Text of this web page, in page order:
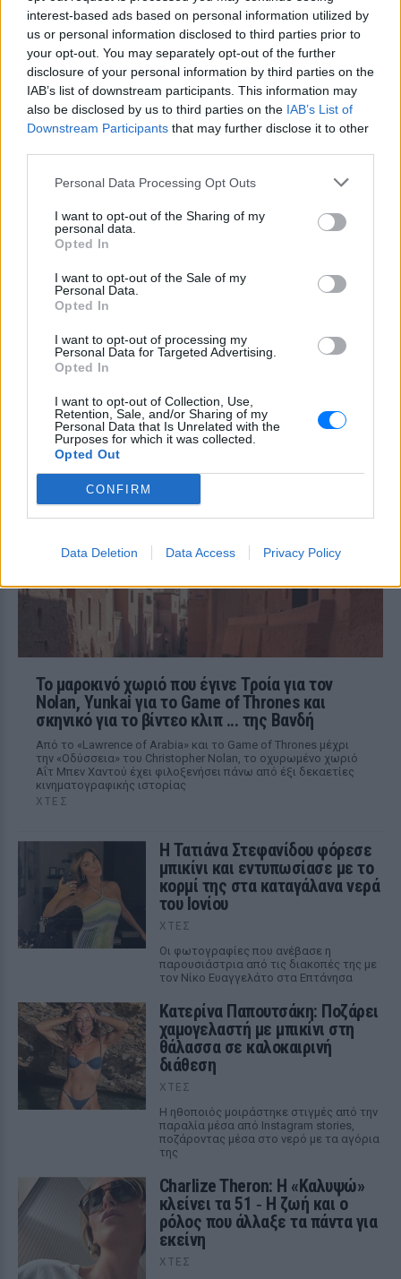
interest-based ads based on personal information utilized by
us or personal information disclosed to third parties prior to
your opt-out. You may separately opt-out of the further
disclosure of your personal information by third parties on the
IAB’s list of downstream participants. This information may
also be disclosed by us to third parties on the IAB’s List of
Downstream Participants that may further disclose it to other
Personal Data Processing Opt Outs
I want to opt-out of the Sharing of my
personal data.
Opted In
I want to opt-out of the Sale of my
Personal Data.
Opted In
I want to opt-out of processing my
Personal Data for Targeted Advertising.
Opted In
I want to opt-out of Collection, Use,
Retention, Sale, and/or Sharing of my
Personal Data that Is Unrelated with the
Purposes for which it was collected.
Opted Out
CONFIRM
Data Deletion Data Access Privacy Policy
Χρήστος Δάντης: «Συνάδελφοι
προσπαθούν να ξεχάσουν ότι
έγραψα το """"My Number
One""""»
αχαριστία που βιώνει στον χώρο της
Ελλάδας στη Eurovision.
Νεαρός στο λιμάνι του Πειραιά:
«Πάω διακοπές έναν μήνα» ‑ Η
MEGA
MEGA» κατέγραψε τη διασκεδαστική
στιγμή από το λιμάνι του Πειραιά, την
Παρασκευή 7 Αυγούστου.
Η Ελένη Βουλγαράκη ξεσπά για
τις φήμες χωρισμού με τον
Ιωαννίδη: «Διασταυρώστε
καμία πληροφορία πριν
Το μαροκινό χωριό που έγινε Τροία για τον
Nolan, Yunkai για το Game of Thrones και
σκηνικό για το βίντεο κλιπ ... της Βανδή
Από το «Lawrence of Arabia» και το Game of Thrones μέχρι
την «Οδύσσεια» του Christopher Nolan, το οχυρωμένο χωριό
Αΐτ Μπεν Χαντού έχει φιλοξενήσει πάνω από έξι δεκαετίες
κινηματογραφικής ιστορίας
ΧΤΕΣ
Η Τατιάνα Στεφανίδου φόρεσε
μπικίνι και εντυπωσίασε με το
κορμί της στα καταγάλανα νερά
του Ιονίου
ΧΤΕΣ
Οι φωτογραφίες που ανέβασε η
παρουσιάστρια από τις διακοπές της με
τον Νίκο Ευαγγελάτο στα Επτάνησα
Κατερίνα Παπουτσάκη: Ποζάρει
χαμογελαστή με μπικίνι στη
θάλασσα σε καλοκαιρινή
διάθεση
ΧΤΕΣ
Η ηθοποιός μοιράστηκε στιγμές από την
παραλία μέσα από Instagram stories,
ποζάροντας μέσα στο νερό με τα αγόρια
της
Charlize Theron: Η «Καλυψώ»
κλείνει τα 51 ‑ H ζωή και ο
ρόλος που άλλαξε τα πάντα για
εκείνη
ΧΤΕΣ